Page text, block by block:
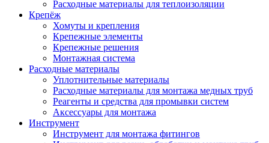
Расходные материалы для теплоизоляции
Крепёж
Хомуты и крепления
Крепежные элементы
Крепежные решения
Монтажная система
Расходные материалы
Уплотнительные материалы
Расходные материалы для монтажа медных труб
Реагенты и средства для промывки систем
Аксессуары для монтажа
Инструмент
Инструмент для монтажа фитингов